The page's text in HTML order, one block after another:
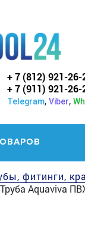
+ 7 (812) 921-26-
+ 7 (911) 921-26-
Telegram, Viber,
фитинги,
Труба Aquaviva